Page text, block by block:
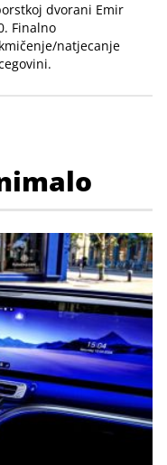
dvorani Emir
Finalno
natjecanje